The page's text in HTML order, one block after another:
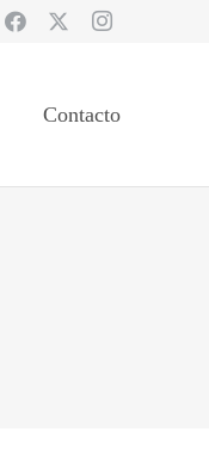
Contacto